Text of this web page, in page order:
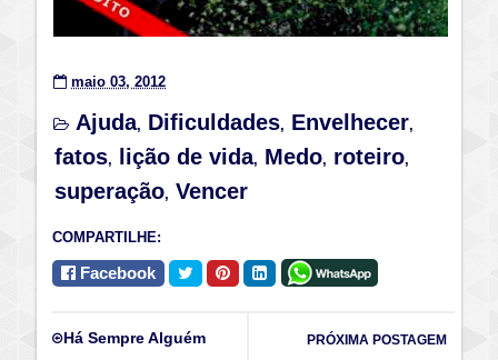
maio 03, 2012
Ajuda, Dificuldades, Envelhecer,
fatos, lição de vida, Medo, roteiro,
superação, Vencer
COMPARTILHE:
Facebook
PRÓXIMA POSTAGEM
Há Sempre Alguém